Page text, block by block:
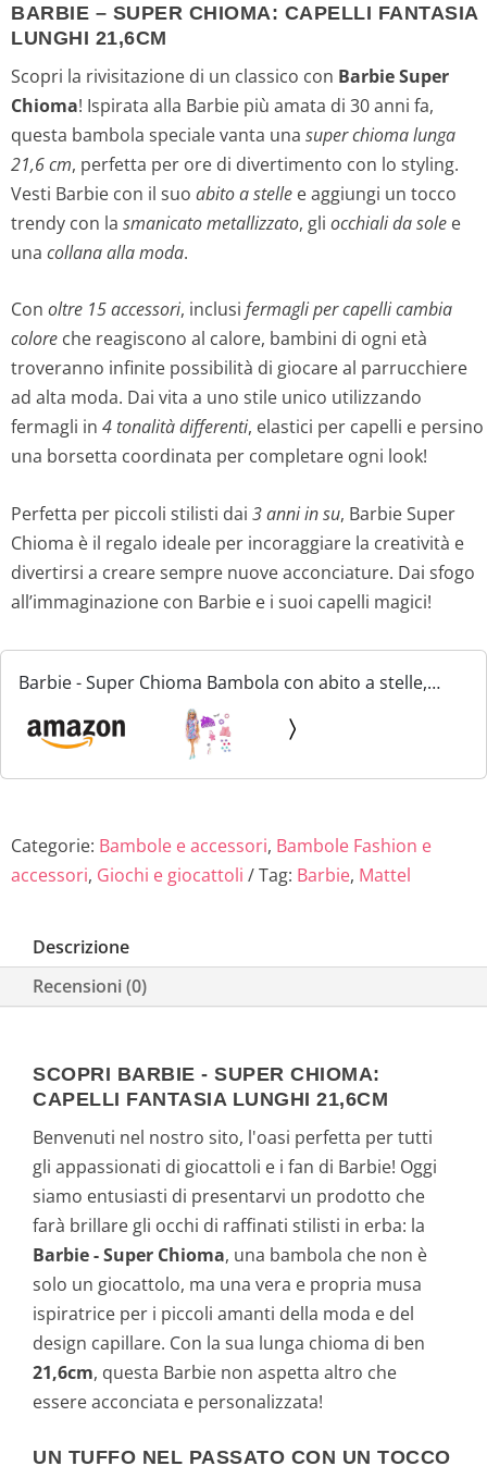
BARBIE – SUPER CHIOMA: CAPELLI FANTASIA
LUNGHI 21,6CM
Scopri la rivisitazione di un classico con Barbie Super
Chioma! Ispirata alla Barbie più amata di 30 anni fa,
questa bambola speciale vanta una super chioma lunga
21,6 cm, perfetta per ore di divertimento con lo styling.
Vesti Barbie con il suo abito a stelle e aggiungi un tocco
trendy con la smanicato metallizzato, gli occhiali da sole e
una collana alla moda.
Con oltre 15 accessori, inclusi fermagli per capelli cambia
colore che reagiscono al calore, bambini di ogni età
troveranno infinite possibilità di giocare al parrucchiere
ad alta moda. Dai vita a uno stile unico utilizzando
fermagli in 4 tonalità differenti, elastici per capelli e persino
una borsetta coordinata per completare ogni look!
Perfetta per piccoli stilisti dai 3 anni in su, Barbie Super
Chioma è il regalo ideale per incoraggiare la creatività e
divertirsi a creare sempre nuove acconciature. Dai sfogo
all’immaginazione con Barbie e i suoi capelli magici!
Barbie - Super Chioma Bambola con abito a stelle,
capelli fantasia lunghi 21,6cm, abito, 15 accessori alla
moda - 8 con effetto cambia colore, Giocattolo per...
Categorie: Bambole e accessori, Bambole Fashion e
accessori, Giochi e giocattoli Tag: Barbie, Mattel
Descrizione
Recensioni (0)
SCOPRI BARBIE - SUPER CHIOMA:
CAPELLI FANTASIA LUNGHI 21,6CM
Benvenuti nel nostro sito, l'oasi perfetta per tutti
gli appassionati di giocattoli e i fan di Barbie! Oggi
siamo entusiasti di presentarvi un prodotto che
farà brillare gli occhi di raffinati stilisti in erba: la
Barbie - Super Chioma, una bambola che non è
solo un giocattolo, ma una vera e propria musa
ispiratrice per i piccoli amanti della moda e del
design capillare. Con la sua lunga chioma di ben
21,6cm, questa Barbie non aspetta altro che
essere acconciata e personalizzata!
UN TUFFO NEL PASSATO CON UN TOCCO